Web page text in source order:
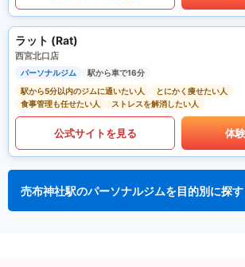
ラット (Rat)
西宮北口店
パーソナルジム
駅から車で16分
駅から5分以内のジムに通いたい人
とにかく痩せたい人
食事管理も任せたい人
ストレスを解消したい人
公式サイトを見る 体
売布神社駅のパーソナルジムを目的別に探す